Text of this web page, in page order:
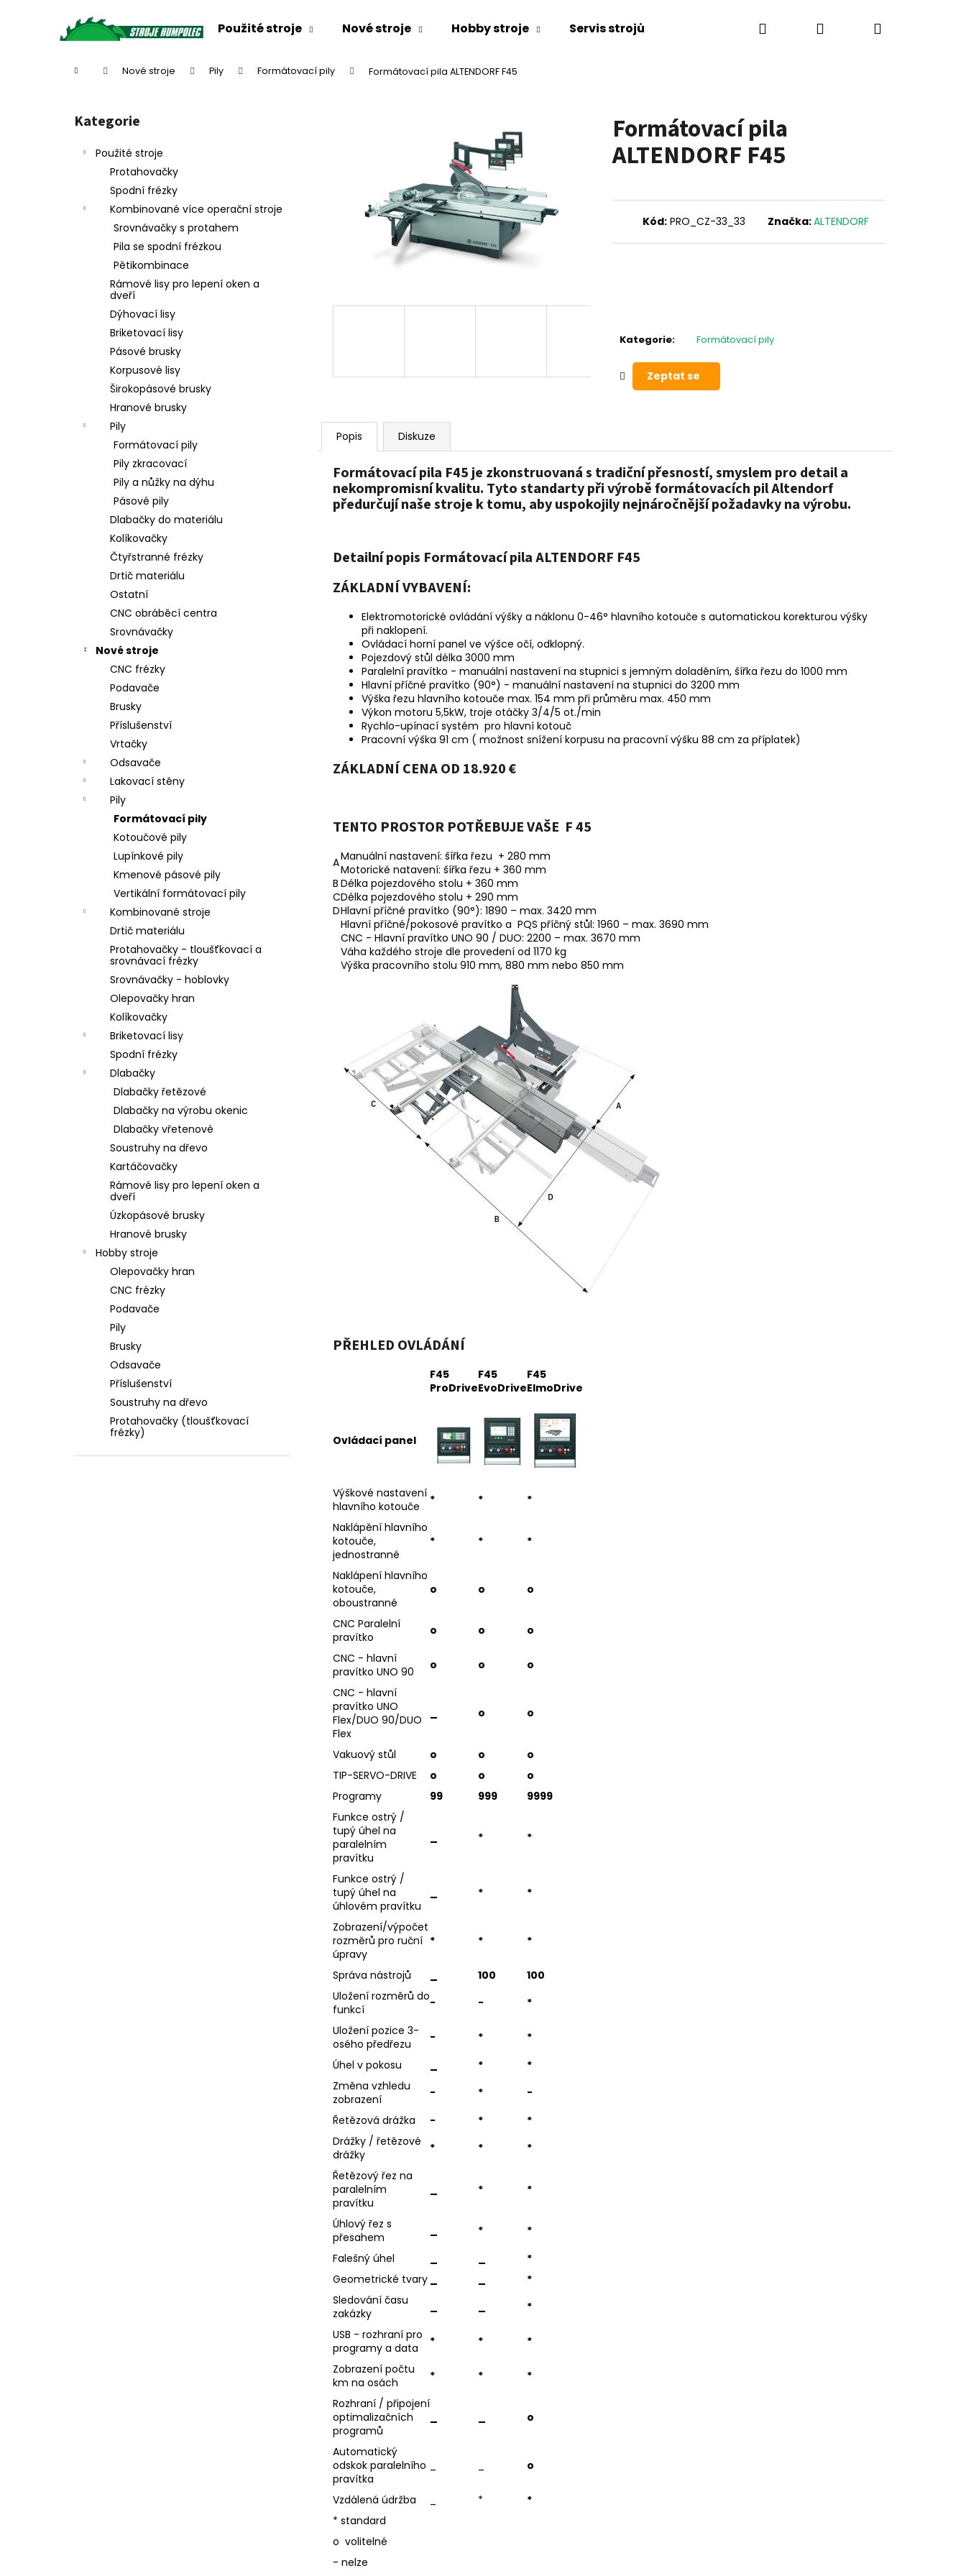
Použité stroje Nové stroje Hobby stroje Servis strojů Kontakty Blog
Hledat PřihlášeníNákupní
Domů Nové stroje Pily Formátovací pily Formátovací pila ALTENDORF F45
Přeskočit
kategorie
Kategorie
Použité stroje
Protahovačky
Spodní frézky
Kombinované více operační stroje
Srovnávačky s protahem
Pila se spodní frézkou
Pětikombinace
Rámové lisy pro lepení oken a
dveří
Dýhovací lisy
Briketovací lisy
Pásové brusky
Korpusové lisy
Širokopásové brusky
Hranové brusky
Pily
Formátovací pily
Pily zkracovací
Pily a nůžky na dýhu
Pásové pily
Dlabačky do materiálu
Kolíkovačky
Čtyřstranné frézky
Drtič materiálu
Ostatní
CNC obráběcí centra
Srovnávačky
Nové stroje
CNC frézky
Podavače
Brusky
Příslušenství
Vrtačky
Odsavače
Lakovací stěny
Pily
Formátovací pily
Kotoučové pily
Lupínkové pily
Kmenové pásové pily
Vertikální formátovací pily
Kombinované stroje
Drtič materiálu
Protahovačky - tloušťkovací a
srovnávací frézky
Srovnávačky - hoblovky
Olepovačky hran
Kolíkovačky
Briketovací lisy
Spodní frézky
Dlabačky
Dlabačky řetězové
Dlabačky na výrobu okenic
Dlabačky vřetenové
Soustruhy na dřevo
Kartáčovačky
Rámové lisy pro lepení oken a
dveří
Úzkopásové brusky
Hranové brusky
Hobby stroje
Olepovačky hran
CNC frézky
Podavače
Pily
Brusky
Odsavače
Příslušenství
Soustruhy na dřevo
Protahovačky (tloušťkovací
frézky)
Formátovací pila
ALTENDORF F45
Kód: PRO_CZ-33_33 Značka:ALTENDORF
Kategorie: Formátovací pily
Zeptat se
Popis Diskuze
Formátovací pila F45 je zkonstruovaná s tradiční přesností, smyslem pro detail a
nekompromisní kvalitu. Tyto standarty při výrobě formátovacích pil Altendorf
předurčují naše stroje k tomu, aby uspokojily nejnáročnější požadavky na výrobu.
Detailní popis Formátovací pila ALTENDORF F45
ZÁKLADNÍ VYBAVENÍ:
Elektromotorické ovládání výšky a náklonu 0-46° hlavního kotouče s automatickou korekturou výšky
při naklopení.
Ovládací horní panel ve výšce očí, odklopný.
Pojezdový stůl délka 3000 mm
Paralelní pravítko - manuální nastavení na stupnici s jemným doladěním, šířka řezu do 1000 mm
Hlavní příčné pravítko (90°) - manuální nastavení na stupnici do 3200 mm
Výška řezu hlavního kotouče max. 154 mm při průměru max. 450 mm
Výkon motoru 5,5kW, troje otáčky 3/4/5 ot./min
Rychlo-upínací systém pro hlavní kotouč
Pracovní výška 91 cm ( možnost snížení korpusu na pracovní výšku 88 cm za příplatek)
ZÁKLADNÍ CENA OD 18.920 €
TENTO PROSTOR POTŘEBUJE VAŠE F 45
AManuální nastavení: šířka řezu + 280 mm
Motorické natavení: šířka řezu + 360 mm
B Délka pojezdového stolu + 360 mm
CDélka pojezdového stolu + 290 mm
DHlavní příčné pravítko (90°): 1890 – max. 3420 mm
Hlavní příčné/pokosové pravítko a PQS příčný stůl: 1960 – max. 3690 mm
CNC - Hlavní pravítko UNO 90 / DUO: 2200 – max. 3670 mm
Váha každého stroje dle provedení od 1170 kg
Výška pracovního stolu 910 mm, 880 mm nebo 850 mm
PŘEHLED OVLÁDÁNÍ
F45
ProDrive
F45
EvoDrive
F45
ElmoDrive
Ovládací panel
Výškové nastavení
hlavního kotouče
* *
*
Naklápění hlavního
kotouče,
jednostranné
* * *
Naklápení hlavního
kotouče,
oboustranné
o o o
CNC Paralelní
pravítko
o o
o
CNC - hlavní
pravítko UNO 90
o o
o
CNC - hlavní
pravítko UNO
Flex/DUO 90/DUO
Flex
o o
Vakuový stůl o o
o
TIP-SERVO-DRIVE
o o
o
Programy
99 999
9999
Funkce ostrý /
tupý úhel na
paralelním
pravítku
* *
Funkce ostrý /
tupý úhel na
úhlovém pravítku
* *
Zobrazení/výpočet
rozměrů pro ruční
úpravy
* * *
Správa nástrojů 100
100
Uložení rozměrů do
funkcí
- -
*
Uložení pozice 3-
osého předřezu
- *
*
Úhel v pokosu
*
*
Změna vzhledu
zobrazení
- *
-
Řetězová drážka
- *
*
Drážky / řetězové
drážky
* *
*
Řetězový řez na
paralelním
pravítku
* *
Úhlový řez s
přesahem
*
*
Falešný úhel
*
Geometrické tvary
*
Sledování času
zakázky
*
USB - rozhraní pro
programy a data
* *
*
Zobrazení počtu
km na osách
* *
*
Rozhraní / připojení
optimalizačních
programů
o
Automatický
odskok paralelního
pravítka
o
Vzdálená údržba *
*
* standard
o volitelné
- nelze
Zpět
Zpět
Co potřebujete najít?
Doporučujeme